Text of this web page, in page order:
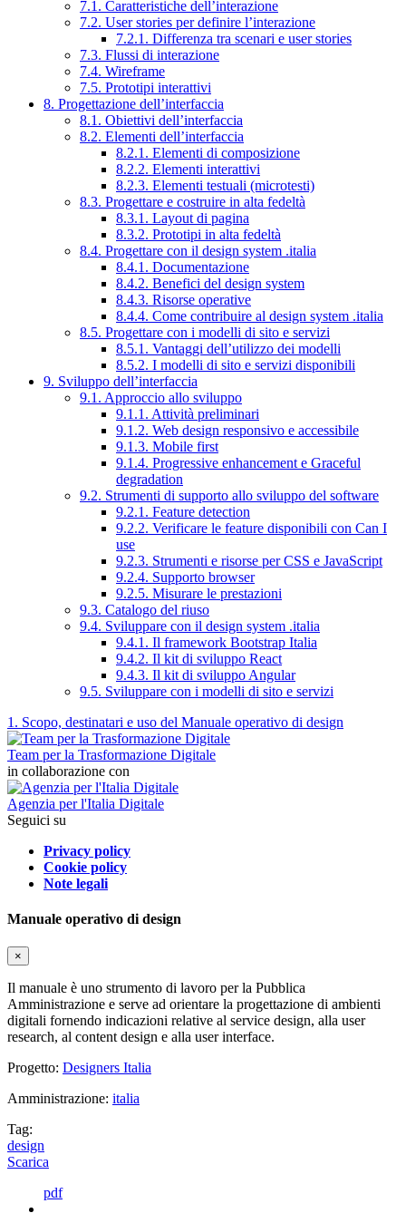
7.1. Caratteristiche dell’interazione
7.2. User stories per definire l’interazione
7.2.1. Differenza tra scenari e user stories
7.3. Flussi di interazione
7.4. Wireframe
7.5. Prototipi interattivi
8. Progettazione dell’interfaccia
8.1. Obiettivi dell’interfaccia
8.2. Elementi dell’interfaccia
8.2.1. Elementi di composizione
8.2.2. Elementi interattivi
8.2.3. Elementi testuali (microtesti)
8.3. Progettare e costruire in alta fedeltà
8.3.1. Layout di pagina
8.3.2. Prototipi in alta fedeltà
8.4. Progettare con il design system .italia
8.4.1. Documentazione
8.4.2. Benefici del design system
8.4.3. Risorse operative
8.4.4. Come contribuire al design system .italia
8.5. Progettare con i modelli di sito e servizi
8.5.1. Vantaggi dell’utilizzo dei modelli
8.5.2. I modelli di sito e servizi disponibili
9. Sviluppo dell’interfaccia
9.1. Approccio allo sviluppo
9.1.1. Attività preliminari
9.1.2. Web design responsivo e accessibile
9.1.3. Mobile first
9.1.4. Progressive enhancement e Graceful
degradation
9.2. Strumenti di supporto allo sviluppo del software
9.2.1. Feature detection
9.2.2. Verificare le feature disponibili con Can I
use
9.2.3. Strumenti e risorse per CSS e JavaScript
9.2.4. Supporto browser
9.2.5. Misurare le prestazioni
9.3. Catalogo del riuso
9.4. Sviluppare con il design system .italia
9.4.1. Il framework Bootstrap Italia
9.4.2. Il kit di sviluppo React
9.4.3. Il kit di sviluppo Angular
9.5. Sviluppare con i modelli di sito e servizi
1. Scopo, destinatari e uso del Manuale operativo di design
Team per la Trasformazione Digitale
in collaborazione con
Agenzia per l'Italia Digitale
Seguici su
Privacy policy
Cookie policy
Note legali
Manuale operativo di design
×
Il manuale è uno strumento di lavoro per la Pubblica
Amministrazione e serve ad orientare la progettazione di ambienti
digitali fornendo indicazioni relative al service design, alla user
research, al content design e alla user interface.
Progetto: Designers Italia
Amministrazione: italia
Tag:
design
Scarica
pdf